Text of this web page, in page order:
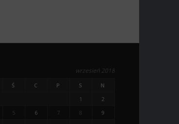
wrzesień 2018
Ś C P S
N
1
2
5 6 7 8
9